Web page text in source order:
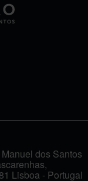
dos Santos
Lisboa - Portugal